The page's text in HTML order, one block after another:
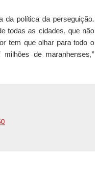
da política da perseguição.
todas as cidades, que não
tem que olhar para todo o
de maranhenses,”